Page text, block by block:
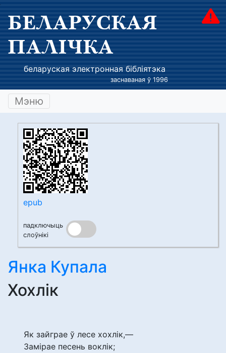
БЕЛАРУСКАЯ
ПАЛІЧКА
беларуская электронная бібліятэка
заснаваная ў 1996
Мэню
epub
падключыць
слоўнікі
Янка Купала
Хохлік
Як зайграе ў лесе хохлік,—
Замірае песень воклік;